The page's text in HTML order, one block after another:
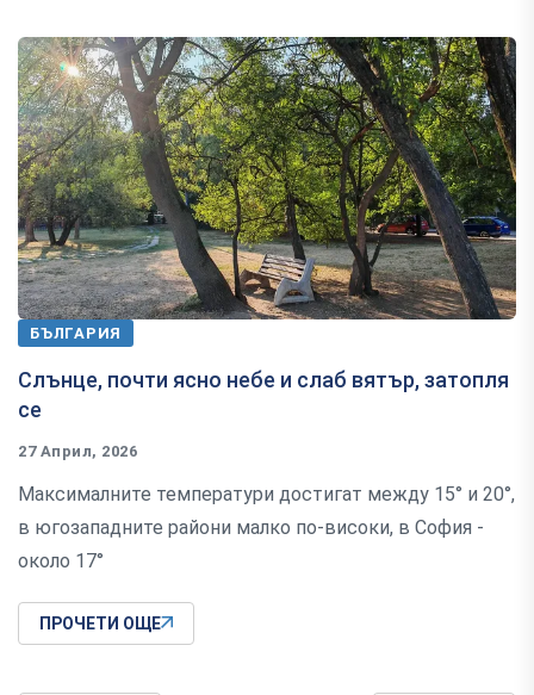
БЪЛГАРИЯ
Слънце, почти ясно небе и слаб вятър, затопля
се
27 Април, 2026
Максималните температури достигат между 15° и 20°,
в югозападните райони малко по-високи, в София -
около 17°
ПРОЧЕТИ ОЩЕ